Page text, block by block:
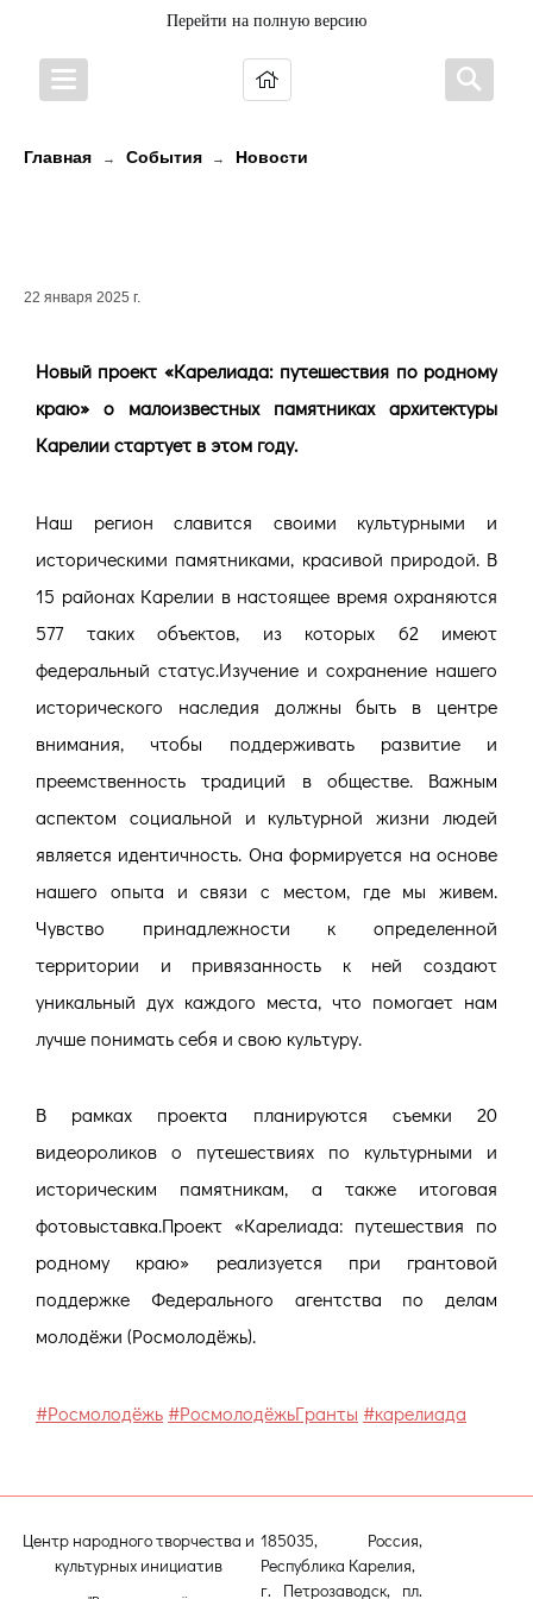
Перейти на полную версию
Главная → События → Новости
22 января 2025 г.
Новый проект «Карелиада: путешествия по родному
краю» о малоизвестных памятниках архитектуры
Карелии стартует в этом году.
Наш регион славится своими культурными и
историческими памятниками, красивой природой. В
15 районах Карелии в настоящее время охраняются
577 таких объектов, из которых 62 имеют
федеральный статус.Изучение и сохранение нашего
исторического наследия должны быть в центре
внимания, чтобы поддерживать развитие и
преемственность традиций в обществе. Важным
аспектом социальной и культурной жизни людей
является идентичность. Она формируется на основе
нашего опыта и связи с местом, где мы живем.
Чувство принадлежности к определенной
территории и привязанность к ней создают
уникальный дух каждого места, что помогает нам
лучше понимать себя и свою культуру.
В рамках проекта планируются съемки 20
видеороликов о путешествиях по культурными и
историческим памятникам, а также итоговая
фотовыставка.Проект «Карелиада: путешествия по
родному краю» реализуется при грантовой
поддержке Федерального агентства по делам
молодёжи (Росмолодёжь).
#Росмолодёжь #РосмолодёжьГранты #карелиада
Центр народного творчества и
культурных инициатив
185035, Россия,
Республика Карелия,
г. Петрозаводск, пл.